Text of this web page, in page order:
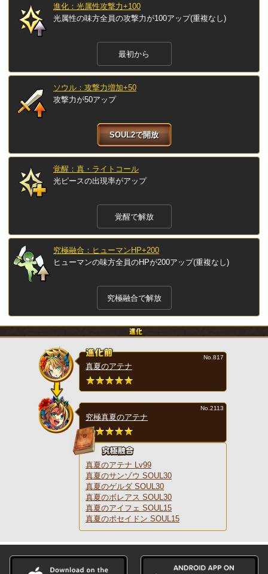
進化：光属性攻撃力+100
光属性の味方全員の攻撃力が100アップ(重複なし)
最初から
ソウル：攻撃力増加+50
攻撃力が50アップ
SOUL2で開放
覚醒：真・ライトコール
光ピースの出現率がアップ
覚醒で解放
究極融合：ヒューマンHP+200
ヒューマンの味方全員のHPが200アップ(重複なし)
究極融合で解放
真夏のアテナ
No.817
究極真夏のアテナ
No.2113
真夏のアテナ Lv99
真夏のサンゾウ SOUL30
真夏のゲルダ SOUL30
真夏のボレアス SOUL30
真夏のアイフェ SOUL15
真夏のポセイドン SOUL15